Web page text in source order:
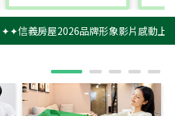
信義房屋2026品牌形象影片感動上